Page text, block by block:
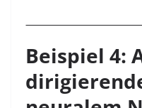
Beispiel 4: